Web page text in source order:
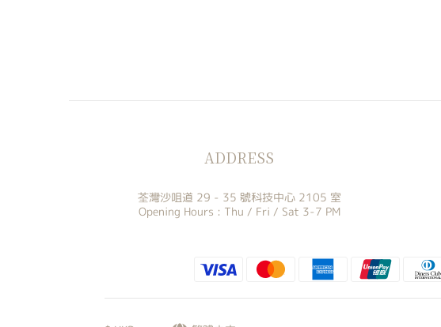
ADDRESS
荃灣沙咀道 29 - 35 號科技中心 2105 室
Opening Hours : Thu / Fri / Sat 3-7 PM